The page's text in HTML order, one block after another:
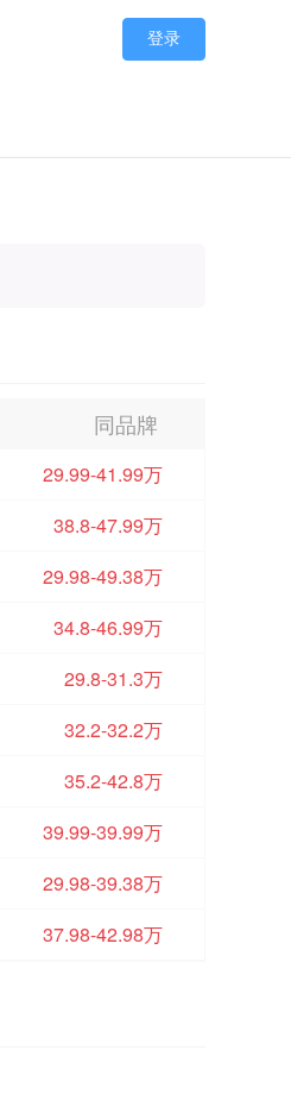
登录
同品牌
29.99-41.99万
38.8-47.99万
29.98-49.38万
34.8-46.99万
29.8-31.3万
32.2-32.2万
35.2-42.8万
39.99-39.99万
29.98-39.38万
37.98-42.98万